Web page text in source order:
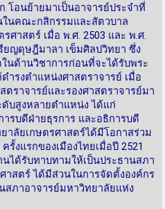
นย้ายมาเป็นอาจารย์ประจำที่
นคณะกสิกรรมและสัตวบาล
ศาสตร์ เมื่อ พ.ศ. 2503 และ พ.ศ.
ยญดุษฎีมาลา เข็มศิลปวิทยา ซึ่ง
นด้านวิชาการก่อนที่จะได้รับพระ
รงตำแหน่งศาสตราจารย์ เมื่อ
ตราจารย์และรองศาสตราจารย์มา
บสูงหลายตำแหน่ง ได้แก่
รบดีฝ่ายธุรการ และอธิการบดี
าลัยเกษตรศาสตร์ได้มีโอกาสร่วม
รั้งแรกของเมืองไทยเมื่อปี 2521
ได้รับทาบทามให้เป็นประธานสภา
าสตร์ ได้มีส่วนในการจัดตั้งองค์กร
ภาอาจารย์มหาวิทยาลัยแห่ง